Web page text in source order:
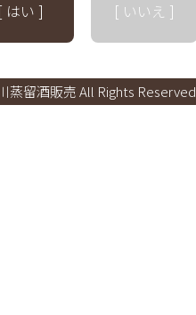
[ はい ] [ いいえ ]
蒸留酒販売 All Rights Reserved